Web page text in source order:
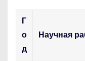
Г
о
д
Научная